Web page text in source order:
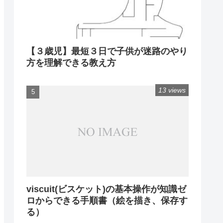
【３歳児】最短３日で子供が迷路のやり
方を理解できる教え方
viscuit(ビスケット)の基本操作が知識ゼ
ロからできる手順書（絵を描き、保存す
る）
13 views